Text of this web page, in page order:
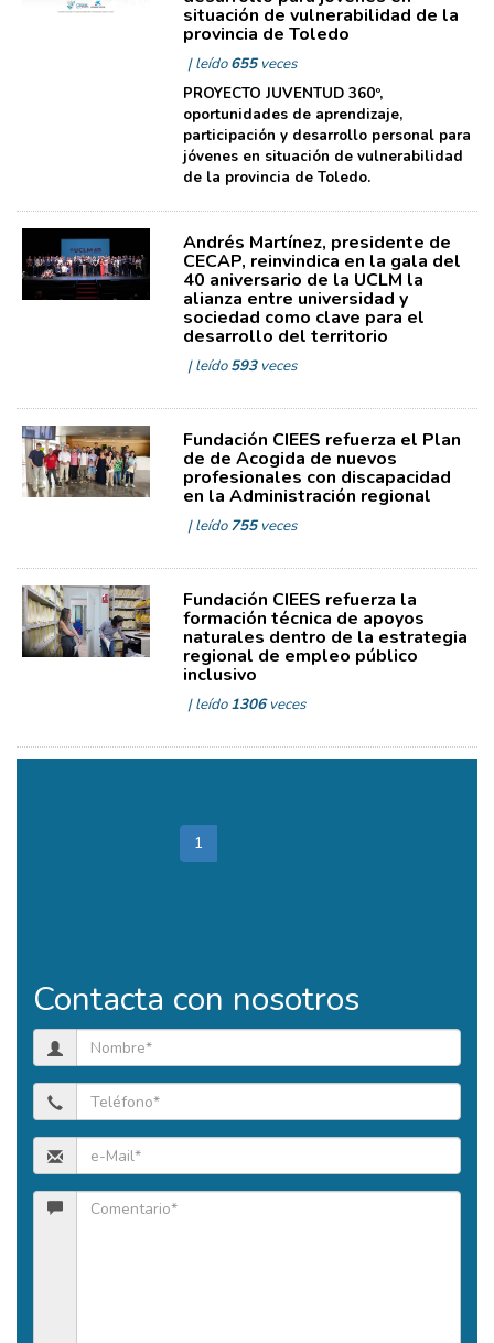
situación de vulnerabilidad de la
provincia de Toledo
| leído655veces
PROYECTO JUVENTUD 360º,
oportunidades de aprendizaje,
participación y desarrollo personal para
jóvenes en situación de vulnerabilidad
de la provincia de Toledo.
Andrés Martínez, presidente de
CECAP, reinvindica en la gala del
40 aniversario de la UCLM la
alianza entre universidad y
sociedad como clave para el
desarrollo del territorio
| leído593veces
Fundación CIEES refuerza el Plan
de de Acogida de nuevos
profesionales con discapacidad
en la Administración regional
| leído755veces
Fundación CIEES refuerza la
formación técnica de apoyos
naturales dentro de la estrategia
regional de empleo público
inclusivo
| leído1306veces
1
Contacta con nosotros